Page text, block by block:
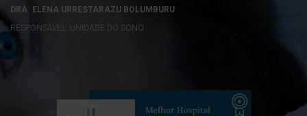
DRA. ELENA URRESTARAZU BOLUMBURU
RESPONSÁVEL. UNIDADE DO SONO